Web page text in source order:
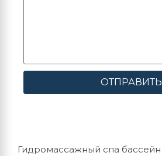
ОТПРАВИТЬ
Гидромассажный спа бассейн